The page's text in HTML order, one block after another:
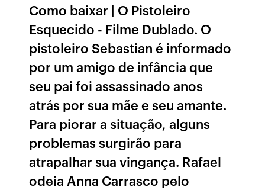
Como baixar | O Pistoleiro
Esquecido - Filme Dublado. O
pistoleiro Sebastian é informado
por um amigo de infância que
seu pai foi assassinado anos
atrás por sua mãe e seu amante.
Para piorar a situação, alguns
problemas surgirão para
atrapalhar sua vingança. Rafael
odeia Anna Carrasco pelo